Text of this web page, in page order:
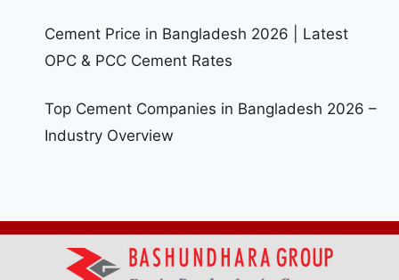
Cement Price in Bangladesh 2026 | Latest
OPC & PCC Cement Rates
Top Cement Companies in Bangladesh 2026 –
Industry Overview